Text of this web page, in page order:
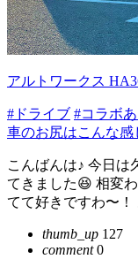
アルトワークス
#ドライブ #コラボ
車のお尻はこんな感
こんばんは♪ 今日は
てきました😆 相変
てて好きですわ〜
thumb_up 127
comment0